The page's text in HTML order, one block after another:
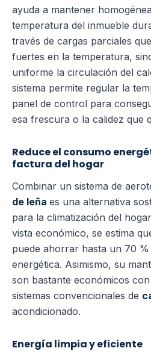
ayuda a mantener
temperatura del inmueble
través de cargas parciales
fuertes en la temperatura,
uniforme la circulación del
sistema permite regular la
panel de control para
esa frescura o la calidez que
Reduce el consumo
factura del hogar
Combinar un sistema de
de leña es una alternativa
para la climatización del
vista económico, se estima
puede ahorrar hasta un 70
energética. Asimismo, su
son bastante económicos
sistemas convencionales de
acondicionado.
Energía limpia y eficiente